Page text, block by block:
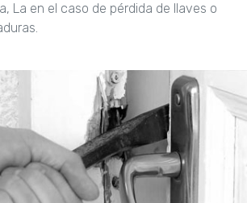
La en el caso de pérdida de llaves o